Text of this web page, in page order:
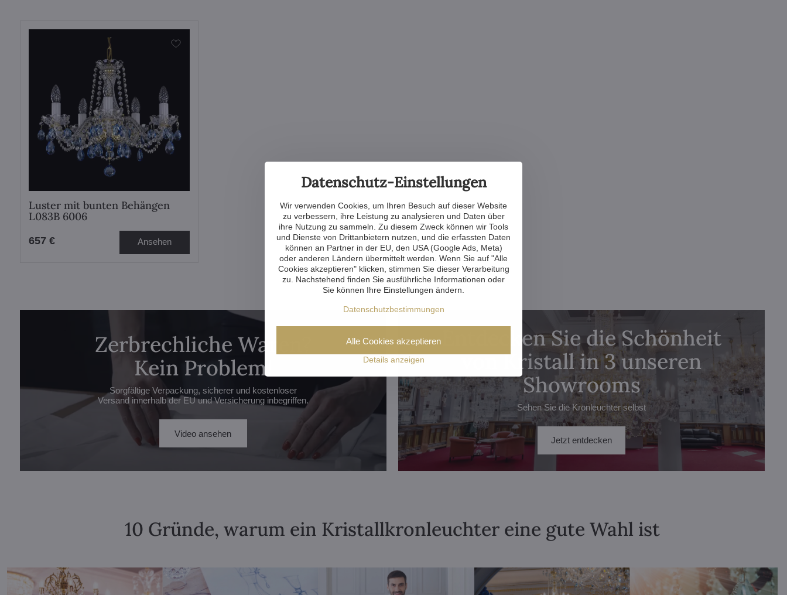
Luster mit bunten Behängen
L083B 6006
657 € Ansehen
Zerbrechliche Waren?
Kein Problem!
Sorgfältige Verpackung, sicherer und kostenloser
Versand innerhalb der EU und Versicherung inbegriffen.
Video ansehen
Entdecken Sie die Schönheit
von Kristall in 3 unseren
Showrooms
Sehen Sie die Kronleuchter selbst
Jetzt entdecken
10 Gründe, warum ein Kristallkronleuchter eine gute Wahl ist
Datenschutz-Einstellungen
Wir verwenden Cookies, um Ihren Besuch auf dieser Website
zu verbessern, ihre Leistung zu analysieren und Daten über
ihre Nutzung zu sammeln. Zu diesem Zweck können wir Tools
und Dienste von Drittanbietern nutzen, und die erfassten Daten
können an Partner in der EU, den USA (Google Ads, Meta)
oder anderen Ländern übermittelt werden. Wenn Sie auf "Alle
Cookies akzeptieren" klicken, stimmen Sie dieser Verarbeitung
zu. Nachstehend finden Sie ausführliche Informationen oder
Sie können Ihre Einstellungen ändern.
Datenschutzbestimmungen
Details anzeigen
Alle Cookies akzeptieren